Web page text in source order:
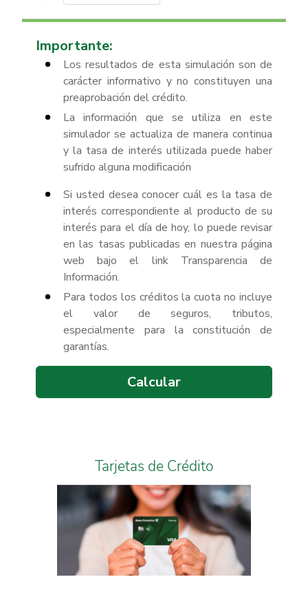
Importante:
Los resultados de esta simulación son de
carácter informativo y no constituyen una
preaprobación del crédito.
La información que se utiliza en este
simulador se actualiza de manera continua
y la tasa de interés utilizada puede haber
sufrido alguna modificación
Si usted desea conocer cuál es la tasa de
interés correspondiente al producto de su
interés para el día de hoy, lo puede revisar
en las tasas publicadas en nuestra página
web bajo el link Transparencia de
Información.
Para todos los créditos la cuota no incluye
el valor de seguros, tributos,
especialmente para la constitución de
garantías.
Calcular
Tarjetas de Crédito